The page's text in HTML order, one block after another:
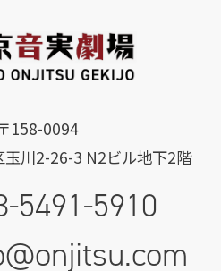
158-0094
玉川2-26-3 N2ビル地下2階
5491-5910